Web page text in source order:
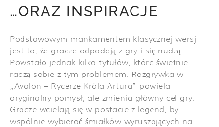
…ORAZ INSPIRACJE
Podstawowym mankamentem klasycznej wersji
jest to, że gracze odpadają z gry i się nudzą.
Powstało jednak kilka tytułów, które świetnie
radzą sobie z tym problemem. Rozgrywka w
„Avalon – Rycerze Króla Artura” powiela
oryginalny pomysł, ale zmienia główny cel gry.
Gracze wcielają się w postacie z legend, by
wspólnie wybierać śmiałków wyruszających na